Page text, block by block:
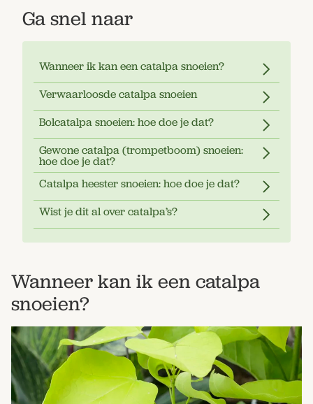
Ga snel naar
Wanneer ik kan een catalpa snoeien?
Verwaarloosde catalpa snoeien
Bolcatalpa snoeien: hoe doe je dat?
Gewone catalpa (trompetboom) snoeien:
hoe doe je dat?
Catalpa heester snoeien: hoe doe je dat?
Wist je dit al over catalpa’s?
Wanneer kan ik een catalpa
snoeien?